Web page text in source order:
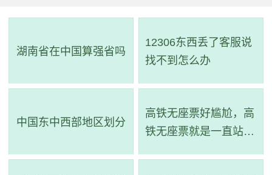
湖南省在中国算强省吗
12306东西丢了客服说
找不到怎么办
中国东中西部地区划分
高铁无座票好尴尬，高
铁无座票就是一直站着